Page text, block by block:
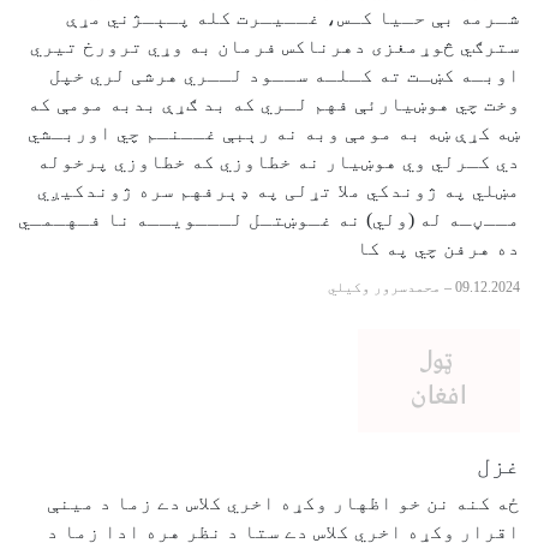
شـرمه بې حـیا کـس، غــیـرت کله پـېـژني مړې
سترګي څوړمغزی دهرناکس فرمان به وړي ترورخ تیري
اوبـه کښـت ته کـلـه ســود لــري هرشی لري خپل
وخت چي هوښیارئې فهم لـري که بد ګړې بدبه مومې که
ښه کړې ښه به مومې وبه نه رېبې غــنـم چي اوربـشي
دي کـرلي وي هوښیار نه خطاوزي که خطاوزي پرخوله
مښلي په ژوندکي ملا تړلی په ډېرفهم سره ژوندکيږي
مــڼـه له (ولي) نه غـوښتـل لـــویــه نا فـهـمـي
ده هرفن چي په کا
09.12.2024
– محمدسرور وکیلي
غزل
ځه کنه نن خو اظهار وکړه اخري کلاس دے زما د مينې
اقرار وکړه اخري کلاس دے ستا د نظر هره ادا زما د